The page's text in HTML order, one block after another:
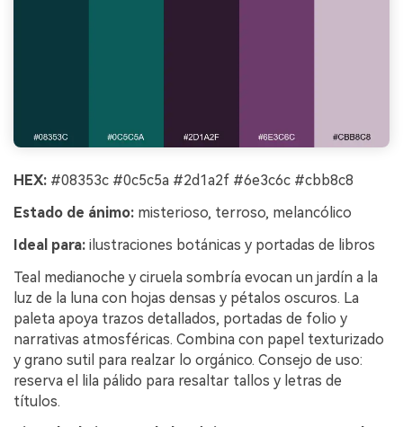
HEX: #08353c #0c5c5a #2d1a2f #6e3c6c #cbb8c8
Estado de ánimo: misterioso, terroso, melancólico
Ideal para: ilustraciones botánicas y portadas de libros
Teal medianoche y ciruela sombría evocan un jardín a la
luz de la luna con hojas densas y pétalos oscuros. La
paleta apoya trazos detallados, portadas de folio y
narrativas atmosféricas. Combina con papel texturizado
y grano sutil para realzar lo orgánico. Consejo de uso:
reserva el lila pálido para resaltar tallos y letras de
títulos.